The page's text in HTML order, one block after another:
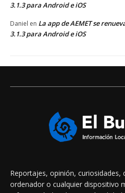
3.1.3 para Android e iOS
Daniel en La app de AEMET se
3.1.3 para Android e iOS
Reportajes, opinión, curiosidades,
ordenador o cualquier dispositivo